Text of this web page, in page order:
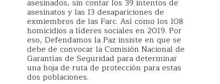
asesinados, sin contar los 39 intentos de
asesinatos y las 13 desapariciones de
exmiembros de las Farc. Así como los 108
homicidios a líderes sociales en 2019. Por
eso, Defendamos la Paz insiste en que se
debe de convocar la Comisión Nacional de
Garantías de Seguridad para determinar
una hoja de ruta de protección para estas
dos poblaciones.